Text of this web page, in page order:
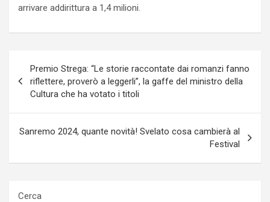
arrivare addirittura a 1,4 milioni.
articoli
Premio Strega: “Le storie raccontate dai romanzi fanno
riflettere, proverò a leggerli”, la gaffe del ministro della
Cultura che ha votato i titoli
Sanremo 2024, quante novità! Svelato cosa cambierà al
Festival
Cerca